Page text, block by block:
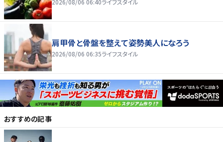
2026/08/06 06:40ライフスタイル
肩甲骨と骨盤を整えて姿勢美人になろう
2026/08/06 06:35ライフスタイル
おすすめの記事